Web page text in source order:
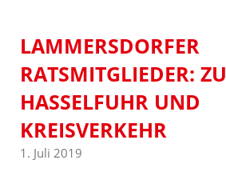
LAMMERSDORFER
RATSMITGLIEDER: ZU
HASSELFUHR UND
KREISVERKEHR
1. Juli 2019